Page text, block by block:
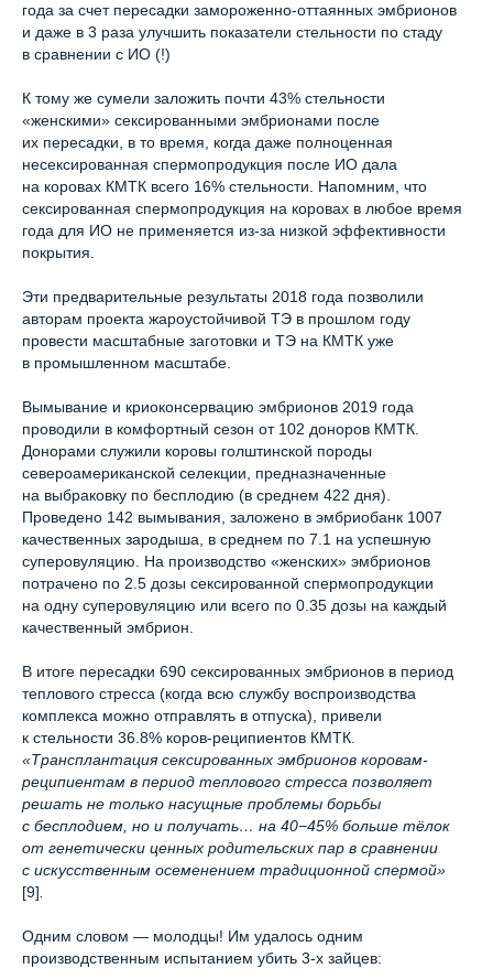
года за счет пересадки замороженно-оттаянных эмбрионов
и даже в 3 раза улучшить показатели стельности по стаду
в сравнении с ИО (!)
К тому же сумели заложить почти 43% стельности
«женскими» сексированными эмбрионами после
их пересадки, в то время, когда даже полноценная
несексированная спермопродукция после ИО дала
на коровах КМТК всего 16% стельности. Напомним, что
сексированная спермопродукция на коровах в любое время
года для ИО не применяется из-за низкой эффективности
покрытия.
Эти предварительные результаты 2018 года позволили
авторам проекта жароустойчивой ТЭ в прошлом году
провести масштабные заготовки и ТЭ на КМТК уже
в промышленном масштабе.
Вымывание и криоконсервацию эмбрионов 2019 года
проводили в комфортный сезон от 102 доноров КМТК.
Донорами служили коровы голштинской породы
североамериканской селекции, предназначенные
на выбраковку по бесплодию (в среднем 422 дня).
Проведено 142 вымывания, заложено в эмбриобанк 1007
качественных зародыша, в среднем по 7.1 на успешную
суперовуляцию. На производство «женских» эмбрионов
потрачено по 2.5 дозы сексированной спермопродукции
на одну суперовуляцию или всего по 0.35 дозы на каждый
качественный эмбрион.
В итоге пересадки 690 сексированных эмбрионов в период
теплового стресса (когда всю службу воспроизводства
комплекса можно отправлять в отпуска), привели
к стельности 36.8% коров-реципиентов КМТК.
«Трансплантация сексированных эмбрионов коровам-
реципиентам в период теплового стресса позволяет
решать не только насущные проблемы борьбы
с бесплодием, но и получать… на 40−45% больше тёлок
от генетически ценных родительских пар в сравнении
с искусственным осеменением традиционной спермой»
[9].
Одним словом — молодцы! Им удалось одним
производственным испытанием убить 3-х зайцев:
Продукция Услуги